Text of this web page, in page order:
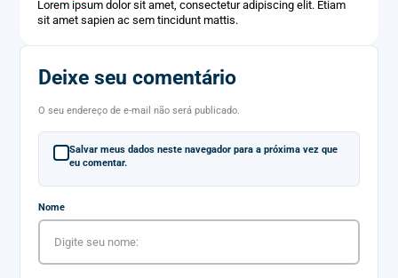
Lorem ipsum dolor sit amet, consectetur adipiscing elit. Etiam
sit amet sapien ac sem tincidunt mattis.
Deixe seu comentário
O seu endereço de e-mail não será publicado.
Salvar meus dados neste navegador para a próxima vez que
eu comentar.
Nome